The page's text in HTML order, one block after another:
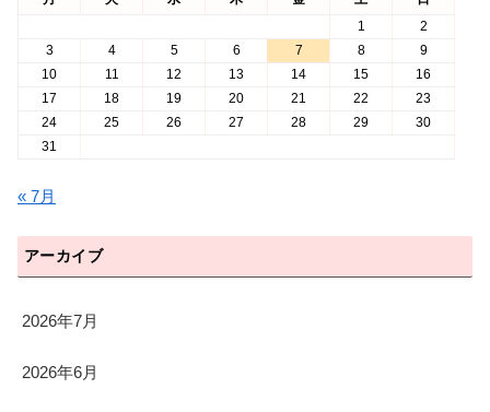
1
2
3
4 5 6 7 8
9
10
11 12 13 14 15
16
17
18 19 20 21 22
23
24
25 26 27 28 29
30
31
« 7月
アーカイブ
2026年7月
2026年6月